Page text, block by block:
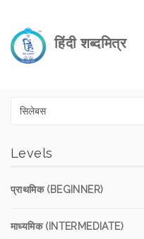
हिंदी शब्दमित्र
Levels
प्राथमिक (BEGINNER)
माध्यमिक (INTERMEDIATE)